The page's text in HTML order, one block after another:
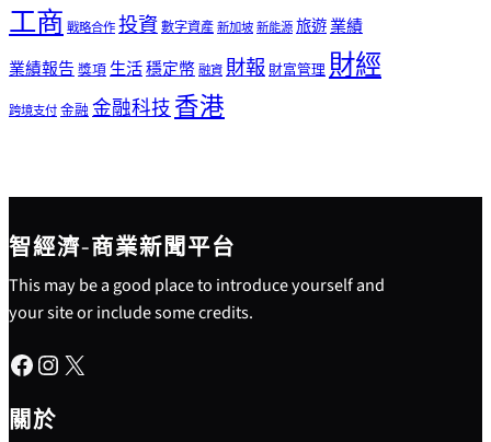
工商 戰略合作投資數字資產新加坡新能源旅遊業績
業績報告 獎項生活穩定幣融資 財報 財富管理 財經
跨境支付金融 金融科技 香港
智經濟-商業新聞平台
This may be a good place to introduce yourself and
your site or include some credits.
Facebook Instagram X
關於